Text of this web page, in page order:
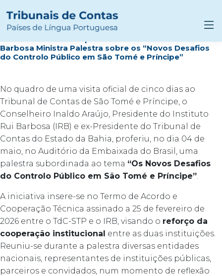
Barbosa Ministra Palestra sobre os “Novos Desafios
do Controlo Público em São Tomé e Príncipe”
No quadro de uma visita oficial de cinco dias ao
Tribunal de Contas de São Tomé e Príncipe, o
Conselheiro Inaldo Araújo, Presidente do Instituto
Rui Barbosa (IRB) e ex-Presidente do Tribunal de
Contas do Estado da Bahia, proferiu, no dia 04 de
maio, no Auditório da Embaixada do Brasil, uma
palestra subordinada ao tema “Os Novos Desafios
do Controlo Público em São Tomé e Príncipe”.
A iniciativa insere-se no Termo de Acordo e
Cooperação Técnica assinado a 25 de fevereiro de
2026 entre o TdC-STP e o IRB, visando o reforço da
cooperação institucional entre as duas instituições.
Reuniu-se durante a palestra diversas entidades
nacionais, representantes de instituições públicas,
parceiros e convidados, num momento de reflexão